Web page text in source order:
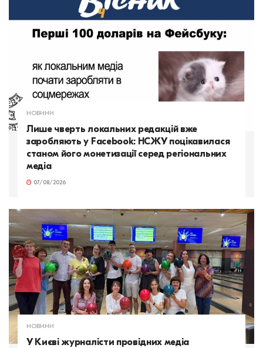
НОВИНИ
Лише чверть локальних редакцій вже
заробляють у Facebook: НСЖУ поцікавилася
станом його монетизації серед регіональних
медіа
07/08/2026
НОВИНИ
У Києві журналісти провідних медіа